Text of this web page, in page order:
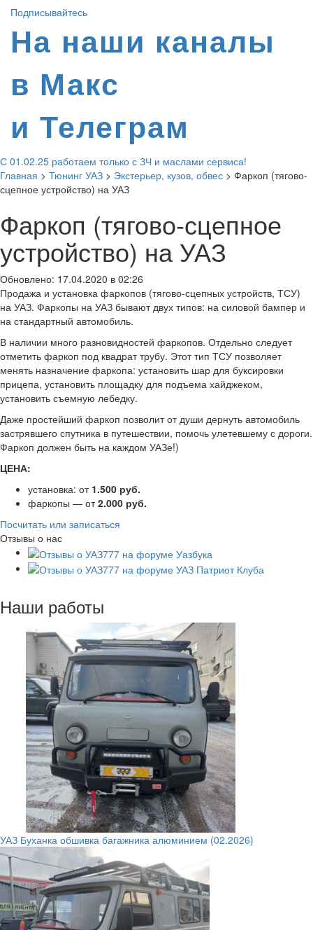
Подписывайтесь
На наши каналы
в Макс
и Телеграм
С 01.02.25 работаем только с ЗЧ и маслами сервиса!
Главная > Тюнинг УАЗ > Экстерьер, кузов, обвес > Фаркоп (тягово-
сцепное устройство) на УАЗ
Фаркоп (тягово-сцепное
устройство) на УАЗ
Обновлено: 17.04.2020 в 02:26
Продажа и установка фаркопов (тягово-сцепных устройств, ТСУ)
на УАЗ. Фаркопы на УАЗ бывают двух типов: на силовой бампер и
на стандартный автомобиль.
В наличии много разновидностей фаркопов. Отдельно следует
отметить фаркоп под квадрат трубу. Этот тип ТСУ позволяет
менять назначение фаркопа: установить шар для буксировки
прицепа, установить площадку для подъема хайджеком,
установить съемную лебедку.
Даже простейший фаркоп позволит от души дернуть автомобиль
застрявшего спутника в путешествии, помочь улетевшему с дороги.
Фаркоп должен быть на каждом УАЗе!)
ЦЕНА:
установка: от 1.500 руб.
фаркопы — от2.000 руб.
Посчитать или записаться
Отзывы о нас
Наши работы
УАЗ Буханка обшивка багажника алюминием (02.2026)